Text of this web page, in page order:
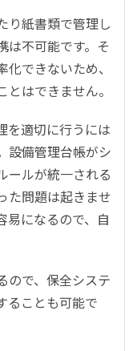
り紙書類で管理し
は不可能です。そ
できないため、
はできません。
を適切に行うには
設備管理台帳がシ
ールが統一される
た問題は起きませ
易になるので、自
ので、保全システ
ることも可能で